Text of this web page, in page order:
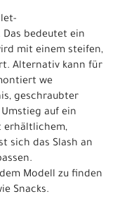
bedeutet ein
mit einem steifen,
Alternativ kann für
we
geschraubter
auf ein
erhältlichem,
sich das Slash an
Modell zu finden
Snacks.